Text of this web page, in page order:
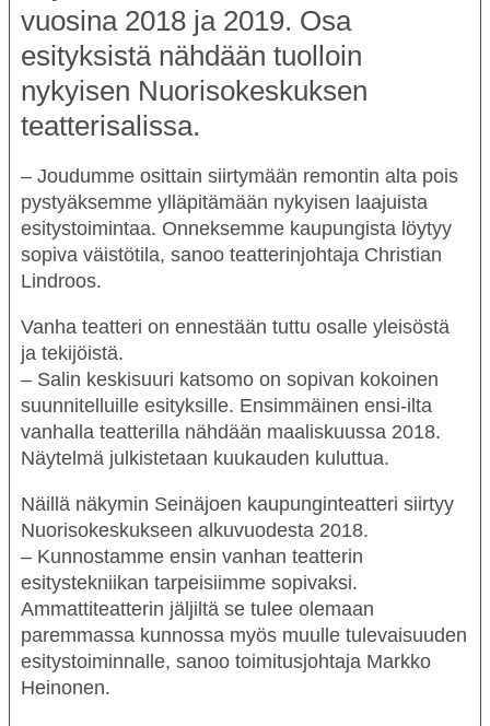
vuosina 2018 ja 2019. Osa
esityksistä nähdään tuolloin
nykyisen Nuorisokeskuksen
teatterisalissa.
– Joudumme osittain siirtymään remontin alta pois
pystyäksemme ylläpitämään nykyisen laajuista
esitystoimintaa. Onneksemme kaupungista löytyy
sopiva väistötila, sanoo teatterinjohtaja Christian
Lindroos.
Vanha teatteri on ennestään tuttu osalle yleisöstä
ja tekijöistä.
– Salin keskisuuri katsomo on sopivan kokoinen
suunnitelluille esityksille. Ensimmäinen ensi-ilta
vanhalla teatterilla nähdään maaliskuussa 2018.
Näytelmä julkistetaan kuukauden kuluttua.
Näillä näkymin Seinäjoen kaupunginteatteri siirtyy
Nuorisokeskukseen alkuvuodesta 2018.
– Kunnostamme ensin vanhan teatterin
esitystekniikan tarpeisiimme sopivaksi.
Ammattiteatterin jäljiltä se tulee olemaan
paremmassa kunnossa myös muulle tulevaisuuden
esitystoiminnalle, sanoo toimitusjohtaja Markko
Heinonen.